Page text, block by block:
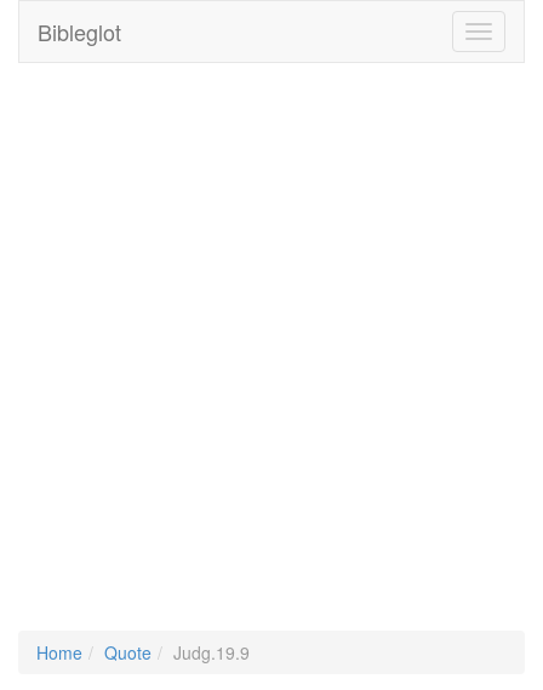
Toggle
Bibleglot
Home Quote Judg.19.9